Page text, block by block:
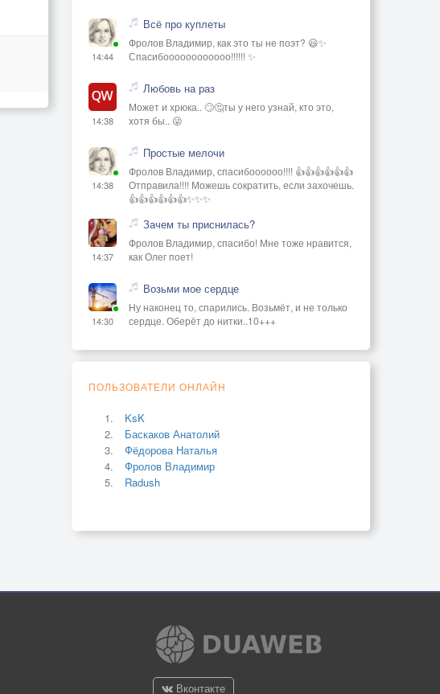
14:44
Всё про куплеты
Фролов Владимир, как это ты не поэт? 😃✨
Спасибоооооооооооо!!!!!! ✨
14:38
Любовь на раз
Может и хрюка.. 🙄🤔ты у него узнай, кто это,
хотя бы.. 😜
14:38
Простые мелочи
Фролов Владимир, спасибоооооо!!!! 👍👍👍👍👍👍
Отправила!!!! Можешь сократить, если захочешь.
👍👍👍👍👍👍✨✨✨
14:37
Зачем ты приснилась?
Фролов Владимир, спасибо! Мне тоже нравится,
как Олег поет!
14:30
Возьми мое сердце
Ну наконец то, спарились. Возьмёт, и не только
сердце. Оберёт до нитки..10+++
ПОЛЬЗОВАТЕЛИ ОНЛАЙН
KsK
Баскаков Анатолий
Фёдорова Наталья
Фролов Владимир
Radush
Вконтакте